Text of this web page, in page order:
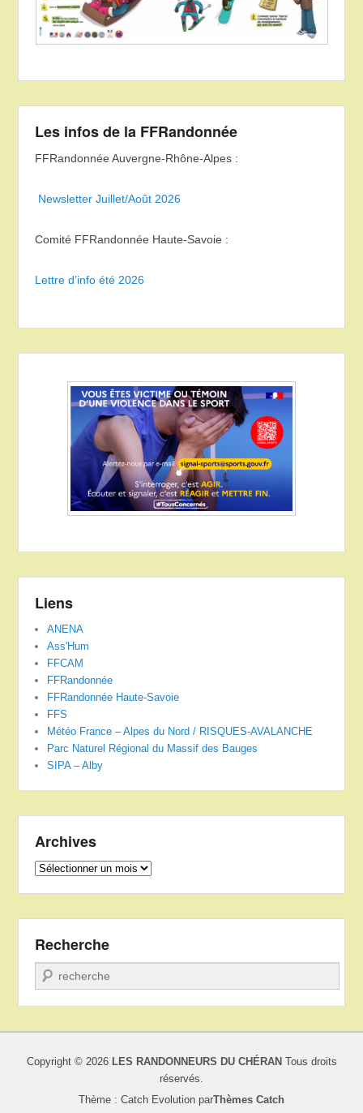
Les infos de la FFRandonnée
FFRandonnée Auvergne-Rhône-Alpes :
Newsletter Juillet/Août 2026
Comité FFRandonnée Haute-Savoie :
Lettre d’info été 2026
Liens
ANENA
Ass'Hum
FFCAM
FFRandonnée
FFRandonnée Haute-Savoie
FFS
Météo France – Alpes du Nord / RISQUES-AVALANCHE
Parc Naturel Régional du Massif des Bauges
SIPA – Alby
Archives
Archives
Recherche
Recherche
Copyright © 2026 LES RANDONNEURS DU CHÉRAN Tous droits
réservés.
Thème : Catch Evolution parThèmes Catch